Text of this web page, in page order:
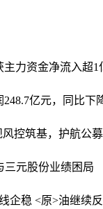
主力资金净流入超1
亿元，同比下
控筑基，护航公
三元股份业绩困局
企稳 <原>油继续